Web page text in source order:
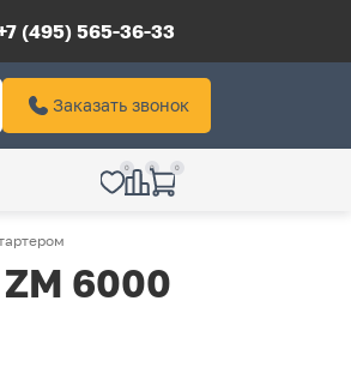
(495) 565-36-33
Заказать звонок
0 0 0
6000